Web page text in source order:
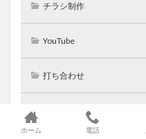
チラシ制作
YouTube
打ち合わせ
パソコン教室
ホーム 電話